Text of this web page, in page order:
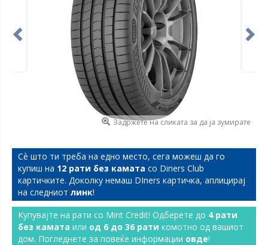
Задржете на сликата за да ја зумирате
Сѐ што ти треба на едно место, сега можеш да го
купиш на 12 рати без камата со Diners Club
картичките. Доколку немаш DIners картичка, аплицирај
на следниот линк!
Купувајте на рати со Mint Credit! Одберете до 4 рати
без камата или од 6 до 36 рати комотно од вашиот
дом. Погледнете за повеќе информации овде!